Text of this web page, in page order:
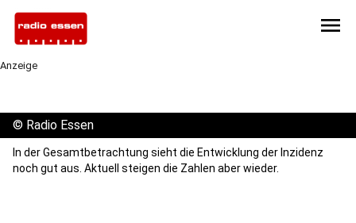
menu
Anzeige
© Radio Essen
In der Gesamtbetrachtung sieht die Entwicklung der Inzidenz
noch gut aus. Aktuell steigen die Zahlen aber wieder.